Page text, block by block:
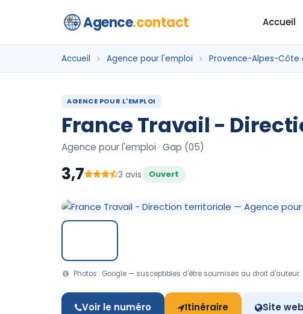
Agence.contact Accueil
Accueil Agence pour l'emploi Provence-Alpes-Côte
AGENCE POUR L'EMPLOI
France Travail -
Agence pour l'emploi · Gap (05)
3,7 3 avis Ouvert
Photos : Google — susceptibles d'être soumises au droit d'auteur.
Voir le numéro Itinéraire Site web